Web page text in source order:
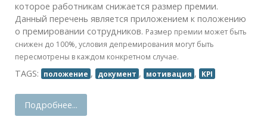
которое работникам снижается размер премии.
Данный перечень является приложением к положению
о премировании сотрудников. Размер премии может быть
снижен до 100%, условия депремирования могут быть
пересмотрены в каждом конкретном случае.
TAGS: положение , документ , мотивация , KPI
Подробнее...